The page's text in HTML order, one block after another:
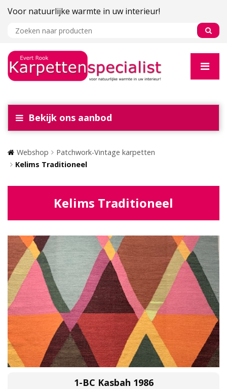
Voor natuurlijke warmte in uw interieur!
Bekijk ons aanbod
Webshop
Patchwork-Vintage karpetten
Kelims Traditioneel
Kelims Traditioneel
1-BC Kasbah 1986